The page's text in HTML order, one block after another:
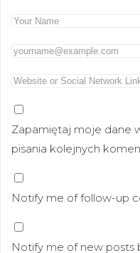
Zapamiętaj moje dane
pisania kolejnych
Notify me of follow-up
Notify me of new posts